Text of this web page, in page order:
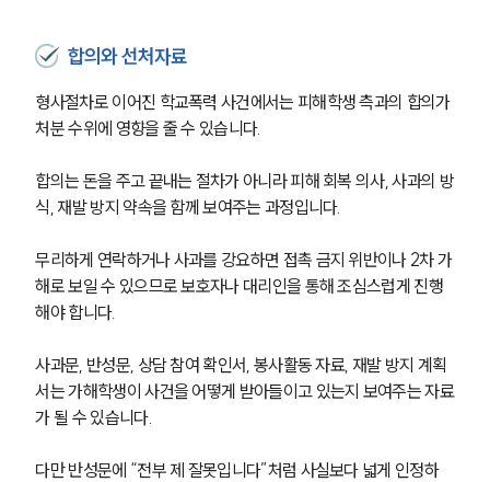
대륜법률상담예약
합의와 선처자료
형사절차로 이어진 학교폭력 사건에서는 피해학생 측과의 합의가
처분 수위에 영향을 줄 수 있습니다.
합의는 돈을 주고 끝내는 절차가 아니라 피해 회복 의사, 사과의 방
식, 재발 방지 약속을 함께 보여주는 과정입니다.
무리하게 연락하거나 사과를 강요하면 접촉 금지 위반이나 2차 가
해로 보일 수 있으므로 보호자나 대리인을 통해 조심스럽게 진행
해야 합니다.
사과문, 반성문, 상담 참여 확인서, 봉사활동 자료, 재발 방지 계획
서는 가해학생이 사건을 어떻게 받아들이고 있는지 보여주는 자료
가 될 수 있습니다.
다만 반성문에 “전부 제 잘못입니다”처럼 사실보다 넓게 인정하